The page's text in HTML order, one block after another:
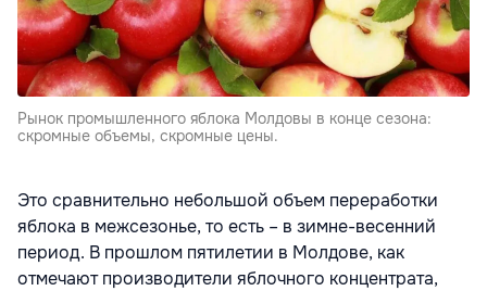
Рынок промышленного яблока Молдовы в конце сезона:
скромные объемы, скромные цены.
Это сравнительно небольшой объем переработки
яблока в межсезонье, то есть – в зимне-весенний
период. В прошлом пятилетии в Молдове, как
отмечают производители яблочного концентрата,